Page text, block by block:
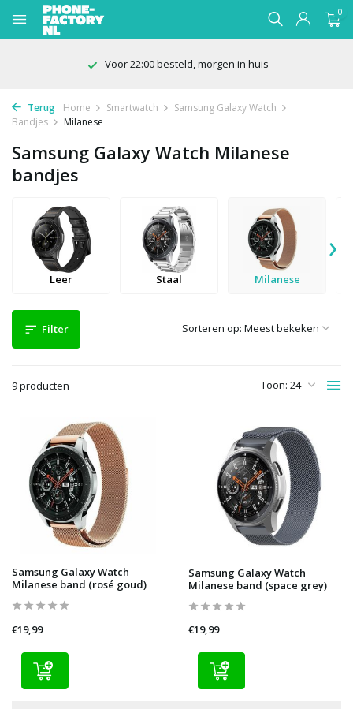
0
Voor 22:00 besteld, morgen in huis
Terug Home Smartwatch
Samsung Galaxy Watch
Bandjes
Milanese
Samsung Galaxy Watch Milanese
bandjes
Leer Staal Milanese
›
Filter
9 producten Toon:
Sorteren op:
Samsung Galaxy Watch
Milanese band (rosé goud)
€19,99
Samsung Galaxy Watch
Milanese band (space grey)
€19,99